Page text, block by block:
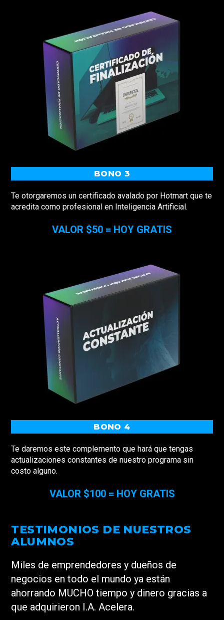
BONO 3
Te otorgaremos un certificado avalado por Hotmart que te
acredita como profesional en Inteligencia Artificial.
VALOR $50 = HOY GRATIS
BONO 4
Te daremos este complemento que hará que tengas
actualizaciones constantes de nuestro programa sin
costo alguno.
VALOR $100 = HOY GRATIS
TESTIMONIOS DE NUESTROS
ALUMNOS
Miles de emprendedores y dueños de
negocios en todo el mundo ya están
ahorrando MUCHO tiempo y dinero gracias a
que adquirieron I.A. Acelera.